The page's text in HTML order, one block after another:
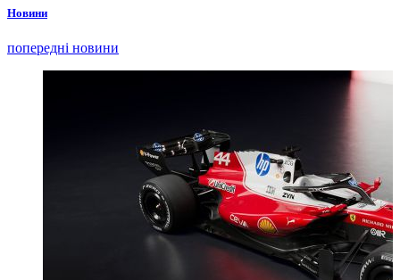
Новини
попередні новини